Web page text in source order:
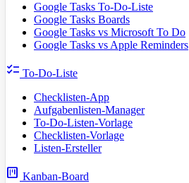
Google Tasks To-Do-Liste
Google Tasks Boards
Google Tasks vs Microsoft To Do
Google Tasks vs Apple Reminders
checklist To-Do-Liste
Checklisten-App
Aufgabenlisten-Manager
To-Do-Listen-Vorlage
Checklisten-Vorlage
Listen-Ersteller
view_kanban Kanban-Board